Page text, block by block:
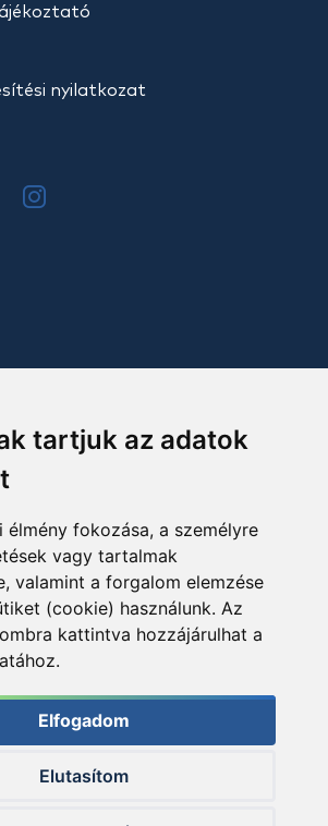
tartjuk az adatok
élmény fokozása, a személyre
vagy tartalmak
valamint a forgalom elemzése
(cookie) használunk. Az
kattintva hozzájárulhat a
Elfogadom
Elutasítom
nyilatkozat